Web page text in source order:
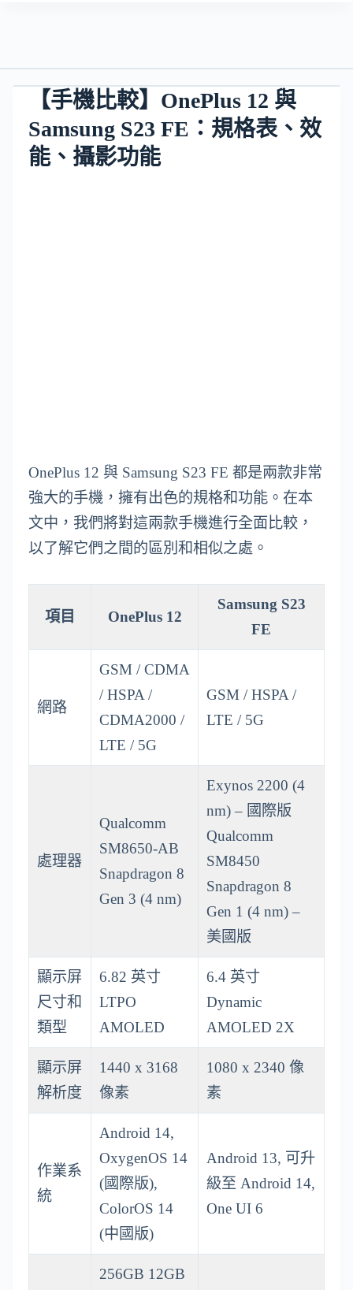
【手機比較】OnePlus 12 與
Samsung S23 FE：規格表、效
能、攝影功能
OnePlus 12 與 Samsung S23 FE 都是兩款非常
強大的手機，擁有出色的規格和功能。在本
文中，我們將對這兩款手機進行全面比較，
以了解它們之間的區別和相似之處。
項目 OnePlus 12
Samsung S23
FE
網路
GSM / CDMA
/ HSPA /
CDMA2000 /
LTE / 5G
GSM / HSPA /
LTE / 5G
處理器
Qualcomm
SM8650-AB
Snapdragon 8
Gen 3 (4 nm)
Exynos 2200 (4
nm) – 國際版
Qualcomm
SM8450
Snapdragon 8
Gen 1 (4 nm) –
美國版
顯示屏
尺寸和
類型
6.82 英寸
LTPO
AMOLED
6.4 英寸
Dynamic
AMOLED 2X
顯示屏
解析度
1440 x 3168
像素
1080 x 2340 像
素
作業系
統
Android 14,
OxygenOS 14
(國際版),
ColorOS 14
(中國版)
Android 13, 可升
級至 Android 14,
One UI 6
256GB 12GB